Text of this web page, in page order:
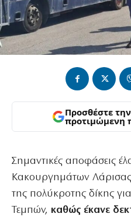
Προσθέστε
προτιμώμενη
Σημαντικές αποφάσεις
Κακουργημάτων
της πολύκροτης δίκης
Τεμπών, καθώς έκανε